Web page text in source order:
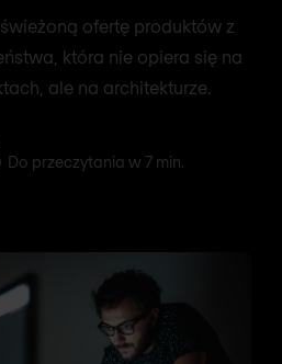
ofertę produktów z
która nie opiera się na
ale na architekturze.
Do przeczytania w 7 min.